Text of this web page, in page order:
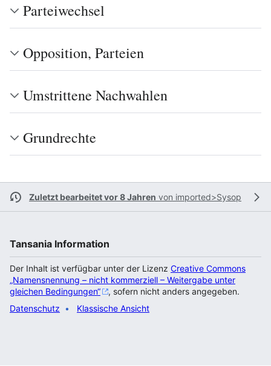
Parteiwechsel
Opposition, Parteien
Umstrittene Nachwahlen
Grundrechte
Zuletzt bearbeitet vor 8 Jahren von imported>Sysop
Tansania Information
Der Inhalt ist verfügbar unter der Lizenz Creative Commons
„Namensnennung – nicht kommerziell – Weitergabe unter
gleichen Bedingungen“
, sofern nicht anders angegeben.
Datenschutz
Klassische Ansicht